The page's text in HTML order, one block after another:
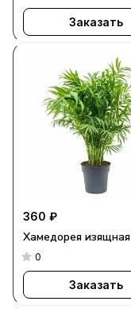
Заказать
360 ₽
Хамедорея изящная
0
Заказать